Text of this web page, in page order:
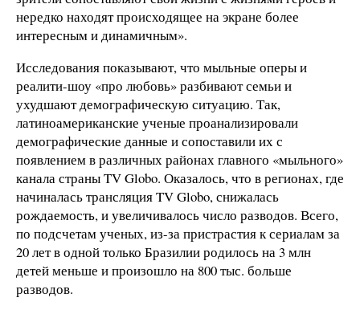
нередко находят происходящее на экране более
интересным и динамичным».
Исследования показывают, что мыльные оперы и
реалити-шоу «про любовь» разбивают семьи и
ухудшают демографическую ситуацию. Так,
латиноамериканские ученые проанализировали
демографические данные и сопоставили их с
появлением в различных районах главного «мыльного»
канала страны TV Globo. Оказалось, что в регионах, где
начиналась трансляция TV Globo, снижалась
рождаемость, и увеличивалось число разводов. Всего,
по подсчетам ученых, из-за пристрастия к сериалам за
20 лет в одной только Бразилии родилось на 3 млн
детей меньше и произошло на 800 тыс. больше
разводов.